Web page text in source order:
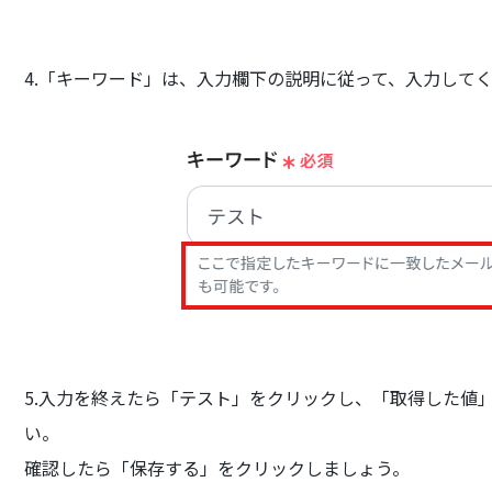
4.「キーワード」は、入力欄下の説明に従って、入力して
5.入力を終えたら「テスト」をクリックし、「取得した
い。
確認したら「保存する」をクリックしましょう。